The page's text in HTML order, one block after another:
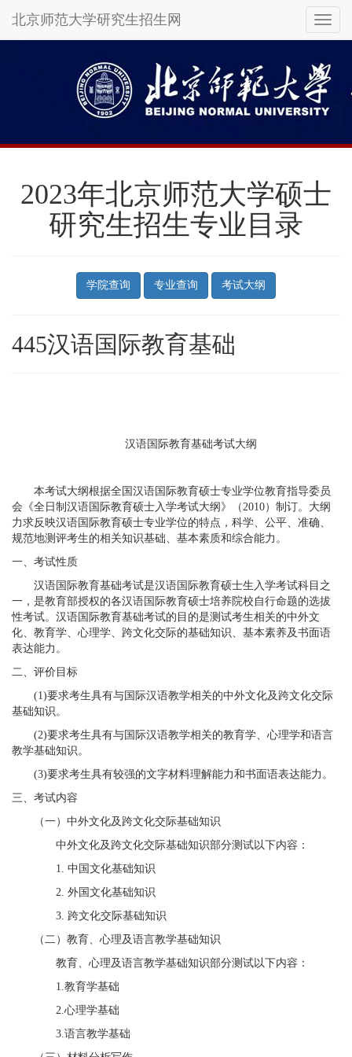
Toggle
北京师范大学研究生招生网
2023年北京师范大学硕士
研究生招生专业目录
学院查询 专业查询 考试大纲
445汉语国际教育基础
汉语国际教育基础考试大纲
本考试大纲根据全国汉语国际教育硕士专业学位教育指导委员
会《全日制汉语国际教育硕士入学考试大纲》（2010）制订。大纲
力求反映汉语国际教育硕士专业学位的特点，科学、公平、准确、
规范地测评考生的相关知识基础、基本素质和综合能力。
一、考试性质
汉语国际教育基础考试是汉语国际教育硕士生入学考试科目之
一，是教育部授权的各汉语国际教育硕士培养院校自行命题的选拔
性考试。汉语国际教育基础考试的目的是测试考生相关的中外文
化、教育学、心理学、跨文化交际的基础知识、基本素养及书面语
表达能力。
二、评价目标
(1)要求考生具有与国际汉语教学相关的中外文化及跨文化交际
基础知识。
(2)要求考生具有与国际汉语教学相关的教育学、心理学和语言
教学基础知识。
(3)要求考生具有较强的文字材料理解能力和书面语表达能力。
三、考试内容
（一）中外文化及跨文化交际基础知识
中外文化及跨文化交际基础知识部分测试以下内容：
1. 中国文化基础知识
2. 外国文化基础知识
3. 跨文化交际基础知识
（二）教育、心理及语言教学基础知识
教育、心理及语言教学基础知识部分测试以下内容：
1.教育学基础
2.心理学基础
3.语言教学基础